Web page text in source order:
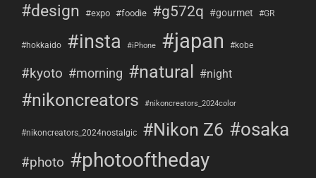
#design #expo #foodie #g572q #gourmet #GR
#hokkaido #insta #iPhone #japan #kobe
#kyoto #morning #natural #night
#nikoncreators #nikoncreators_2024color
#nikoncreators_2024nostalgic #Nikon Z6 #osaka
#photo #photooftheday